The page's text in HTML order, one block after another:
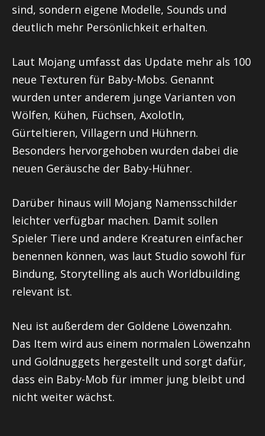
sind, sondern eigene Modelle, Sounds und
deutlich mehr Persönlichkeit erhalten.
Laut Mojang umfasst das Update mehr als 100
neue Texturen für Baby-Mobs. Genannt
wurden unter anderem junge Varianten von
Wölfen, Kühen, Füchsen, Axolotln,
Gürteltieren, Villagern und Hühnern.
Besonders hervorgehoben wurden dabei die
neuen Geräusche der Baby-Hühner.
Darüber hinaus will Mojang Namensschilder
leichter verfügbar machen. Damit sollen
Spieler Tiere und andere Kreaturen einfacher
benennen können, was laut Studio sowohl für
Bindung, Storytelling als auch Worldbuilding
relevant ist.
Neu ist außerdem der Goldene Löwenzahn.
Das Item wird aus einem normalen Löwenzahn
und Goldnuggets hergestellt und sorgt dafür,
dass ein Baby-Mob für immer jung bleibt und
nicht weiter wächst.